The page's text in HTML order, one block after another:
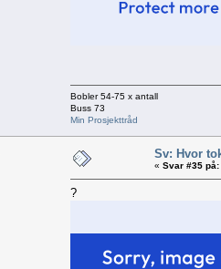
Bobler 54-75 x antall
Buss 73
Min Prosjekttråd
Sv: Hvor
« Svar #35 på:
?